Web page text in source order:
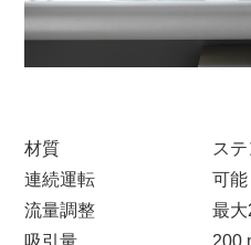
材質 ステ
連続運転
可能
流量調整
最大
吸引量
200